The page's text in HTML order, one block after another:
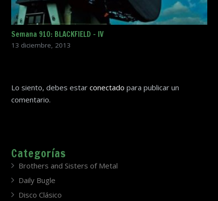
Semana 910: BLACKFIELD – IV
13 diciembre, 2013
Lo siento, debes estar conectado para publicar un
comentario.
Categorías
Brothers and Sisters of Metal
Daily Bugle
Disco Clásico